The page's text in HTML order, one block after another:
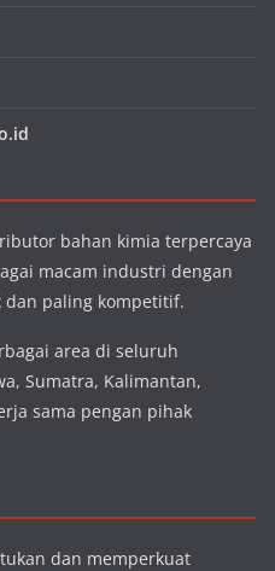
bahan kimia terpercaya
macam industri dengan
paling kompetitif.
area di seluruh
Sumatra, Kalimantan,
sama pengan pihak
dan memperkuat